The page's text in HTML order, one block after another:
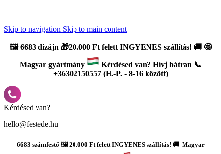
Skip to navigation Skip to main content
🖼️6683 dizájn 🎁20.000 Ft felett INGYENES szállítás! 🚚 🤩
Magyar gyártmány
Kérdésed van? Hívj bátran 📞
+36302150557 (H.-P. - 8-16 között)
Kérdésed van?
hello@festede.hu
6683 számfestő 🖼️ 20.000 Ft felett INGYENES szállítás! 🚚 Magyar